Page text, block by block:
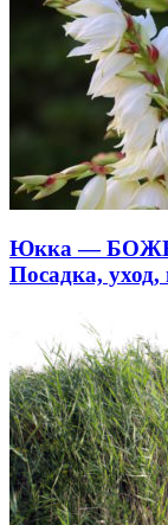
Юкка —
Посадка,